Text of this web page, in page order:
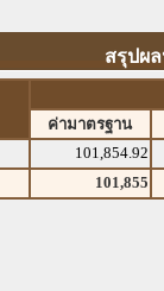
สรุปผ
ค่ามาตรฐาน
101,854.92
101,855